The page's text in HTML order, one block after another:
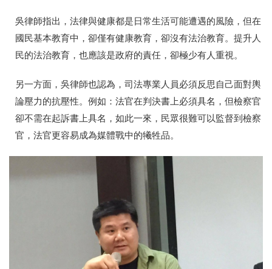
吳律師指出，法律與健康都是日常生活可能遭遇的風險，但在
國民基本教育中，卻僅有健康教育，卻沒有法治教育。提升人
民的法治教育，也應該是政府的責任，卻極少有人重視。
另一方面，吳律師也認為，司法專業人員必須反思自己面對輿
論壓力的抗壓性。例如：法官在判決書上必須具名，但檢察官
卻不需在起訴書上具名，如此一來，民眾很難可以監督到檢察
官，法官更容易成為媒體戰中的犧牲品。